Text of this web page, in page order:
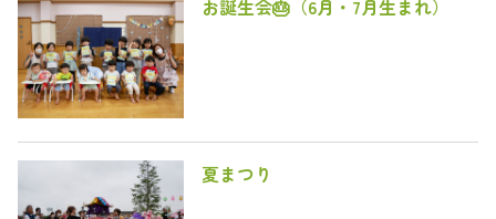
お誕生会🎂（6月・7月生まれ）
夏まつり